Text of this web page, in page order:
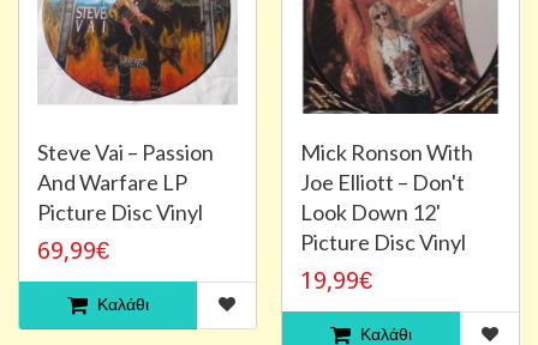
Steve Vai ‎– Passion
And Warfare LP
Picture Disc Vinyl
69,99€
Καλάθι
Mick Ronson With
Joe Elliott – Don't
Look Down 12'
Picture Disc Vinyl
19,99€
Καλάθι